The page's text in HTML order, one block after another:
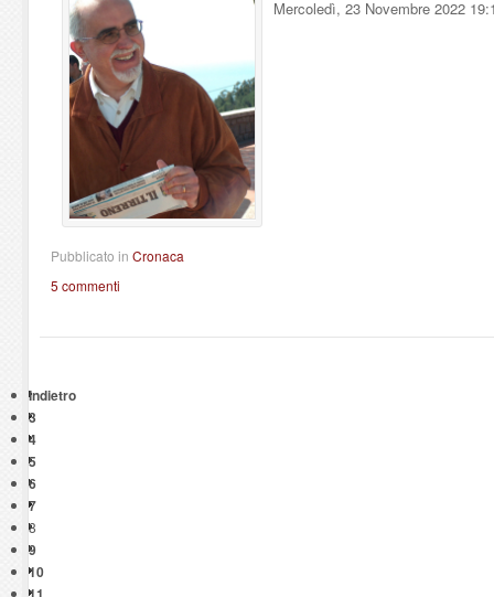
Mercoledì, 23 Novembre 2022
Pubblicato in Cronaca
5 commenti
Indietro
3
4
5
6
7
8
9
10